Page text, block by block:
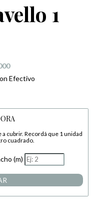
1
Efectivo
cubrir. Recordá que 1 unidad
cuadrado.
(m)